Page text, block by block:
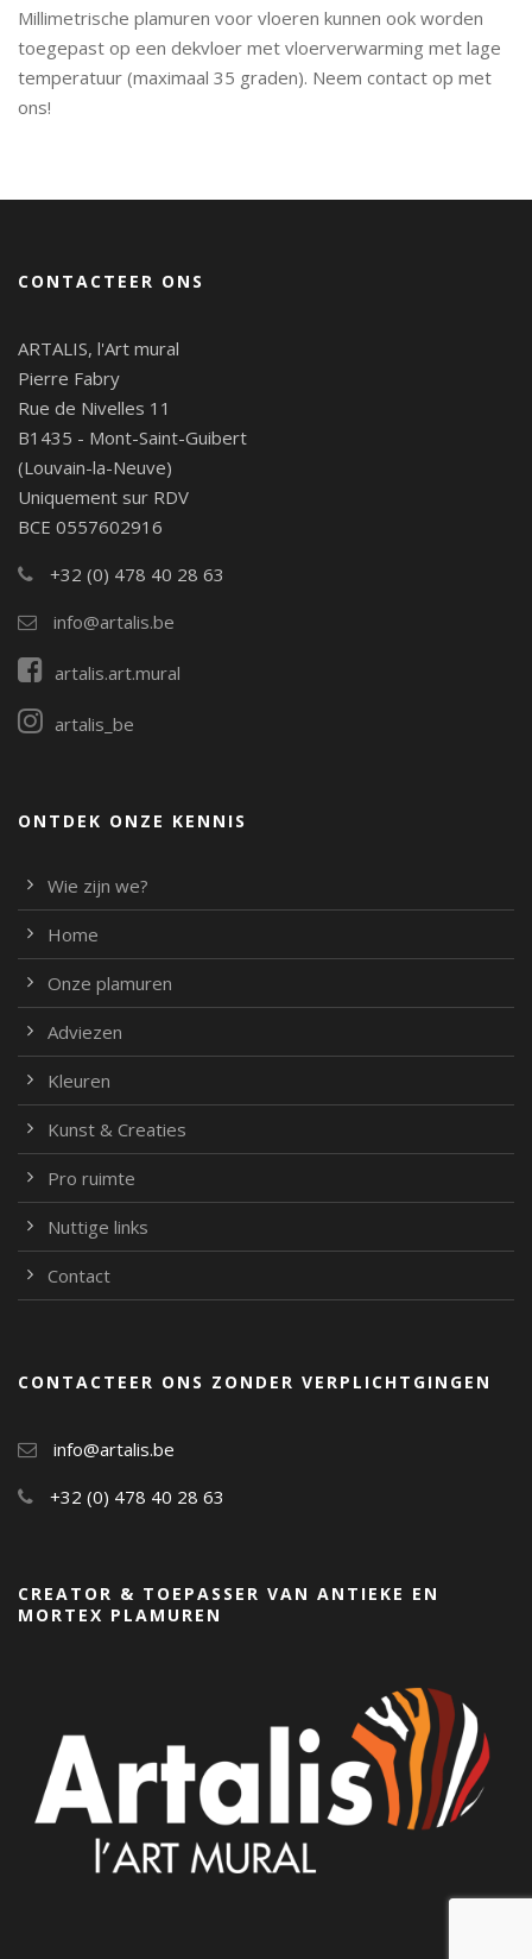
Millimetrische plamuren voor vloeren kunnen ook worden
toegepast op een dekvloer met vloerverwarming met lage
temperatuur (maximaal 35 graden). Neem contact op met
ons!
CONTACTEER ONS
ARTALIS, l'Art mural
Pierre Fabry
Rue de Nivelles 11
B1435 - Mont-Saint-Guibert
(Louvain-la-Neuve)
Uniquement sur RDV
BCE 0557602916
+32 (0) 478 40 28 63
info@artalis.be
artalis.art.mural
artalis_be
ONTDEK ONZE KENNIS
Wie zijn we?
Home
Onze plamuren
Adviezen
Kleuren
Kunst & Creaties
Pro ruimte
Nuttige links
Contact
CONTACTEER ONS ZONDER VERPLICHTGINGEN
info@artalis.be
+32 (0) 478 40 28 63
CREATOR & TOEPASSER VAN ANTIEKE EN
MORTEX PLAMUREN